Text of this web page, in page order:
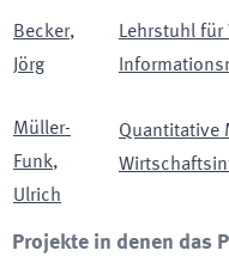
Becker,
Jörg
Lehrstuhl
Müller-
Funk,
Ulrich
Quantitative
Projekte in denen das